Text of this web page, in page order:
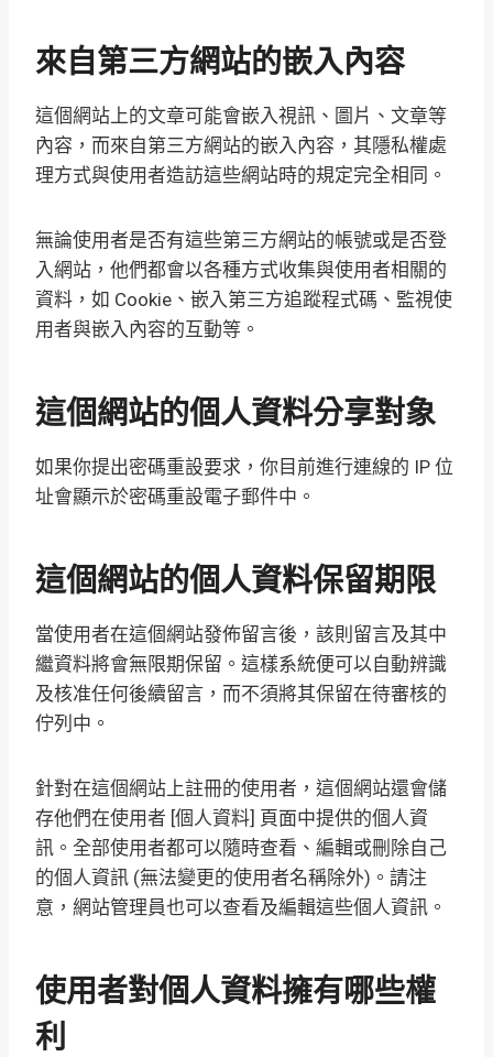
來自第三方網站的嵌入內容
這個網站上的文章可能會嵌入視訊、圖片、文章等
內容，而來自第三方網站的嵌入內容，其隱私權處
理方式與使用者造訪這些網站時的規定完全相同。
無論使用者是否有這些第三方網站的帳號或是否登
入網站，他們都會以各種方式收集與使用者相關的
資料，如 Cookie、嵌入第三方追蹤程式碼、監視使
用者與嵌入內容的互動等。
這個網站的個人資料分享對象
如果你提出密碼重設要求，你目前進行連線的 IP 位
址會顯示於密碼重設電子郵件中。
這個網站的個人資料保留期限
當使用者在這個網站發佈留言後，該則留言及其中
繼資料將會無限期保留。這樣系統便可以自動辨識
及核准任何後續留言，而不須將其保留在待審核的
佇列中。
針對在這個網站上註冊的使用者，這個網站還會儲
存他們在使用者 [個人資料] 頁面中提供的個人資
訊。全部使用者都可以隨時查看、編輯或刪除自己
的個人資訊 (無法變更的使用者名稱除外)。請注
意，網站管理員也可以查看及編輯這些個人資訊。
使用者對個人資料擁有哪些權
利